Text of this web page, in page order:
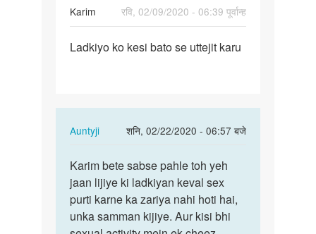
Karim
रवि, 02/09/2020 - 06:39 पूर्वान्ह
Ladkiyo
Ladkiyo ko kesi bato se uttejit karu
Auntyji
शनि, 02/22/2020 - 06:57 बजे
In
to
Ladkiyo
ko
kesi
bato
Karim
bete
sabse
pahle
Karim bete sabse pahle toh yeh
jaan lijiye ki ladkiyan keval sex
purti karne ka zariya nahi hoti hai,
unka samman kijiye. Aur kisi bhi